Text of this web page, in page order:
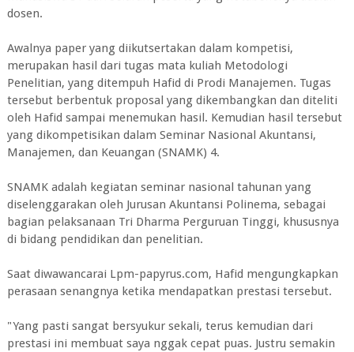
dosen.
Awalnya paper yang diikutsertakan dalam kompetisi,
merupakan hasil dari tugas mata kuliah Metodologi
Penelitian, yang ditempuh Hafid di Prodi Manajemen. Tugas
tersebut berbentuk proposal yang dikembangkan dan diteliti
oleh Hafid sampai menemukan hasil. Kemudian hasil tersebut
yang dikompetisikan dalam Seminar Nasional Akuntansi,
Manajemen, dan Keuangan (SNAMK) 4.
SNAMK adalah kegiatan seminar nasional tahunan yang
diselenggarakan oleh Jurusan Akuntansi Polinema, sebagai
bagian pelaksanaan Tri Dharma Perguruan Tinggi, khususnya
di bidang pendidikan dan penelitian.
Saat diwawancarai Lpm-papyrus.com, Hafid mengungkapkan
perasaan senangnya ketika mendapatkan prestasi tersebut.
"Yang pasti sangat bersyukur sekali, terus kemudian dari
prestasi ini membuat saya nggak cepat puas. Justru semakin